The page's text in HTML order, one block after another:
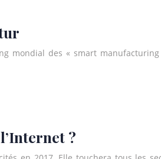
mondial des « smart
?